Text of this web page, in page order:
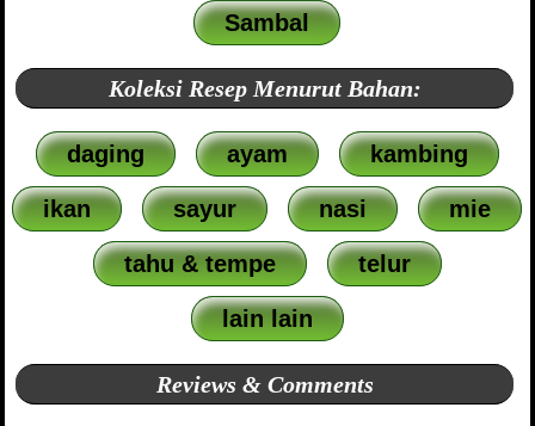
Sambal
Koleksi Resep Menurut Bahan:
daging ayam kambing
ikan sayur nasi mie
tahu & tempe telur
lain lain
Reviews & Comments